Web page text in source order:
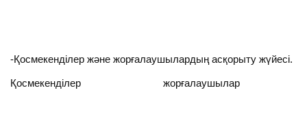
-Қосмекенділер және жорғалаушылардың асқорыту жүйесі.
Қосмекенділер жорғалаушылар